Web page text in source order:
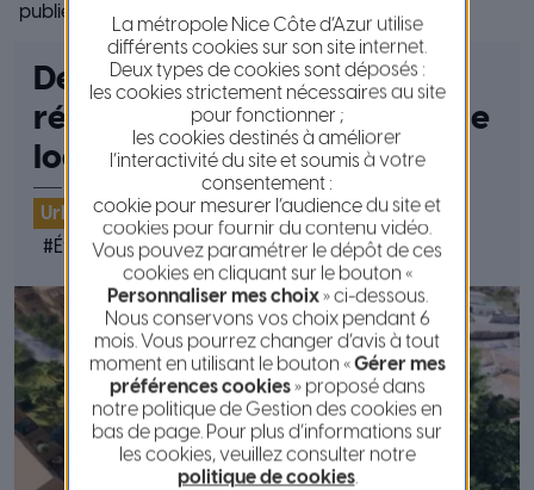
publié le 19 août 2025
Déclaration de Projet :
réalisation d’un collège et de
logements à Gattières
Urbanisme
Publications et marchés
#Évolution PLUm#Concertation publique#PLUm
La métropole Nice Côte d’Azur utilise
différents cookies sur son site internet.
Deux types de cookies sont déposés :
les cookies strictement nécessaires au site
pour fonctionner ;
les cookies destinés à améliorer
l’interactivité du site et soumis à votre
consentement :
cookie pour mesurer l’audience du site et
cookies pour fournir du contenu vidéo.
Vous pouvez paramétrer le dépôt de ces
cookies en cliquant sur le bouton «
Personnaliser mes choix» ci-dessous.
Nous conservons vos choix pendant 6
mois. Vous pourrez changer d’avis à tout
moment en utilisant le bouton «Gérer mes
préférences cookies» proposé dans
notre politique de Gestion des cookies en
bas de page. Pour plus d’informations sur
les cookies, veuillez consulter notre
politique de cookies.